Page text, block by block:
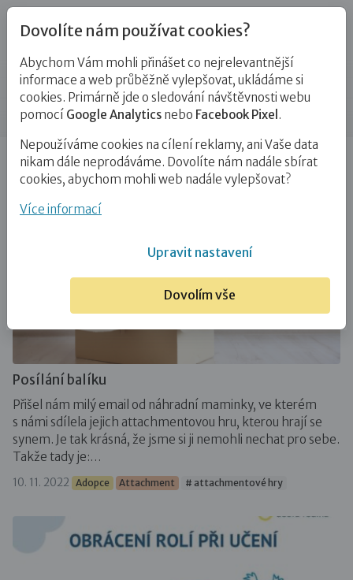
Blog
Štítek:attachmentové hry
Úvod Blog attachmentové hry
Posílání balíku
Přišel nám milý email od náhradní maminky, ve kterém
s námi sdílela jejich attachmentovou hru, kterou hrají se
synem. Je tak krásná, že jsme si ji nemohli nechat pro sebe.
Takže tady je:…
10. 11. 2022 Adopce Attachment # attachmentové hry
Dovolíte nám používat cookies?
Abychom Vám mohli přinášet co nejrelevantnější
informace a web průběžně vylepšovat, ukládáme si
cookies. Primárně jde o sledování návštěvnosti webu
pomocí Google Analytics nebo Facebook Pixel .
Nepoužíváme cookies na cílení reklamy, ani Vaše data
nikam dále neprodáváme. Dovolíte nám nadále sbírat
cookies, abychom mohli web nadále vylepšovat?
Více informací
Upravit nastavení
Dovolím vše